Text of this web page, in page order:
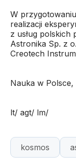
W
realizacji
z usług polskich
Astronika Sp. z
Creotech
Nauka w Polsce,
lt/ agt/ lm/
kosmos